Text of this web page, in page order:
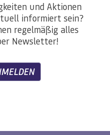
und Aktionen
informiert sein?
regelmäßig alles
Newsletter!